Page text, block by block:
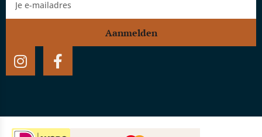
Aanmelden